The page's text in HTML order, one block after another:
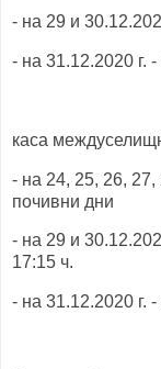
- на 29 и
- на 31.12.2020 г.
каса
- на 24, 25, 26, 27,
почивни дни
- на 29 и
17:15 ч.
- на 31.12.2020 г.